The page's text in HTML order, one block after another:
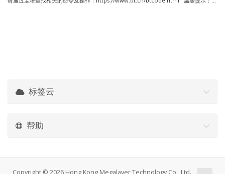
标签云
帮助
Copyright © 2026 Hong Kong Megalayer Technology Co., Ltd.